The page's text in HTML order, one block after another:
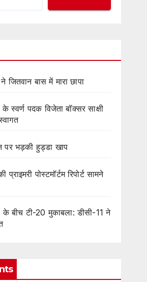
जितवान बास में मारा छापा
पदक विजेता बॉक्सर साक्षी
पर भड़की हुड्डा खाप
पोस्टमॉर्टम रिपोर्ट सामने
बीच टी-20 मुकाबला: डीसी-11 ने